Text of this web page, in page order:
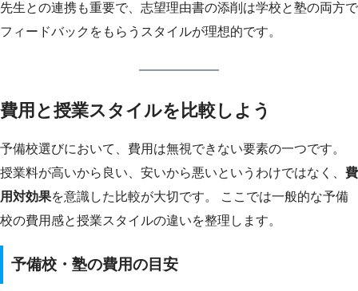
先生との連携も重要で、志望理由書の添削は学校と塾の両方で
フィードバックをもらうスタイルが理想的です。
費用と授業スタイルを比較しよう
予備校選びにおいて、費用は無視できない要素の一つです。
授業料が高いから良い、安いから悪いというわけではなく、 費
用対効果を意識した比較が大切です。 ここでは一般的な予備
校の費用感と授業スタイルの違いを整理します。
予備校・塾の費用の目安